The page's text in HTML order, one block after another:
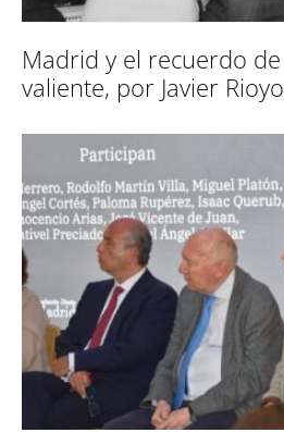
Madrid y el recuerdo
valiente, por Javier Rioyo